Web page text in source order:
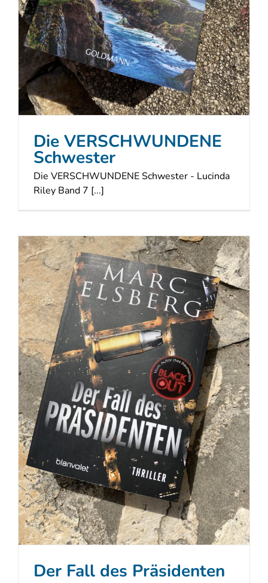
Die VERSCHWUNDENE
Schwester
Die VERSCHWUNDENE Schwester - Lucinda
Riley Band 7 [...]
Der Fall des Präsidenten